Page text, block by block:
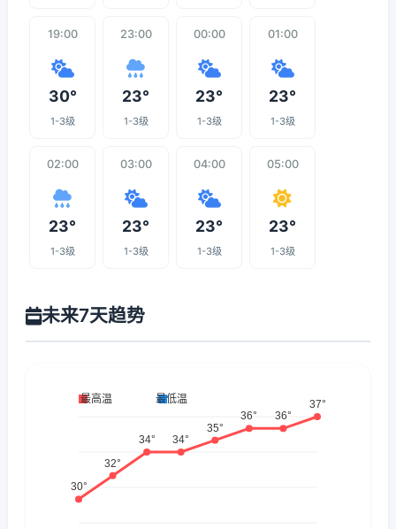
19:00
30°
1-3级
23:00
23°
1-3级
00:00
23°
1-3级
01:00
23°
1-3级
02:00
23°
1-3级
03:00
23°
1-3级
04:00
23°
1-3级
05:00
23°
1-3级
未来7天趋势